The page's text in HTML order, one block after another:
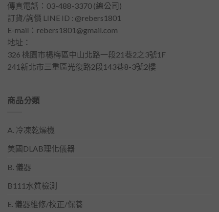
傳真電話：03-488-3370 (總公司)
訂貨/詢價 LINE ID : @rebers1801
E-mail： rebers1801@gmail.com
地址：
326 桃園市楊梅區中山北路一段21巷2之3號1F
241新北市三重區光復路2段143巷8-3號2樓
商品分類
A. 冷凍乾燥機
美國DLAB理化儀器
B. 儀器
B111水質檢測
E. 儀器維修/校正/保養